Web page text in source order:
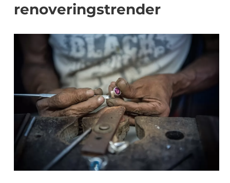
renoveringstrender